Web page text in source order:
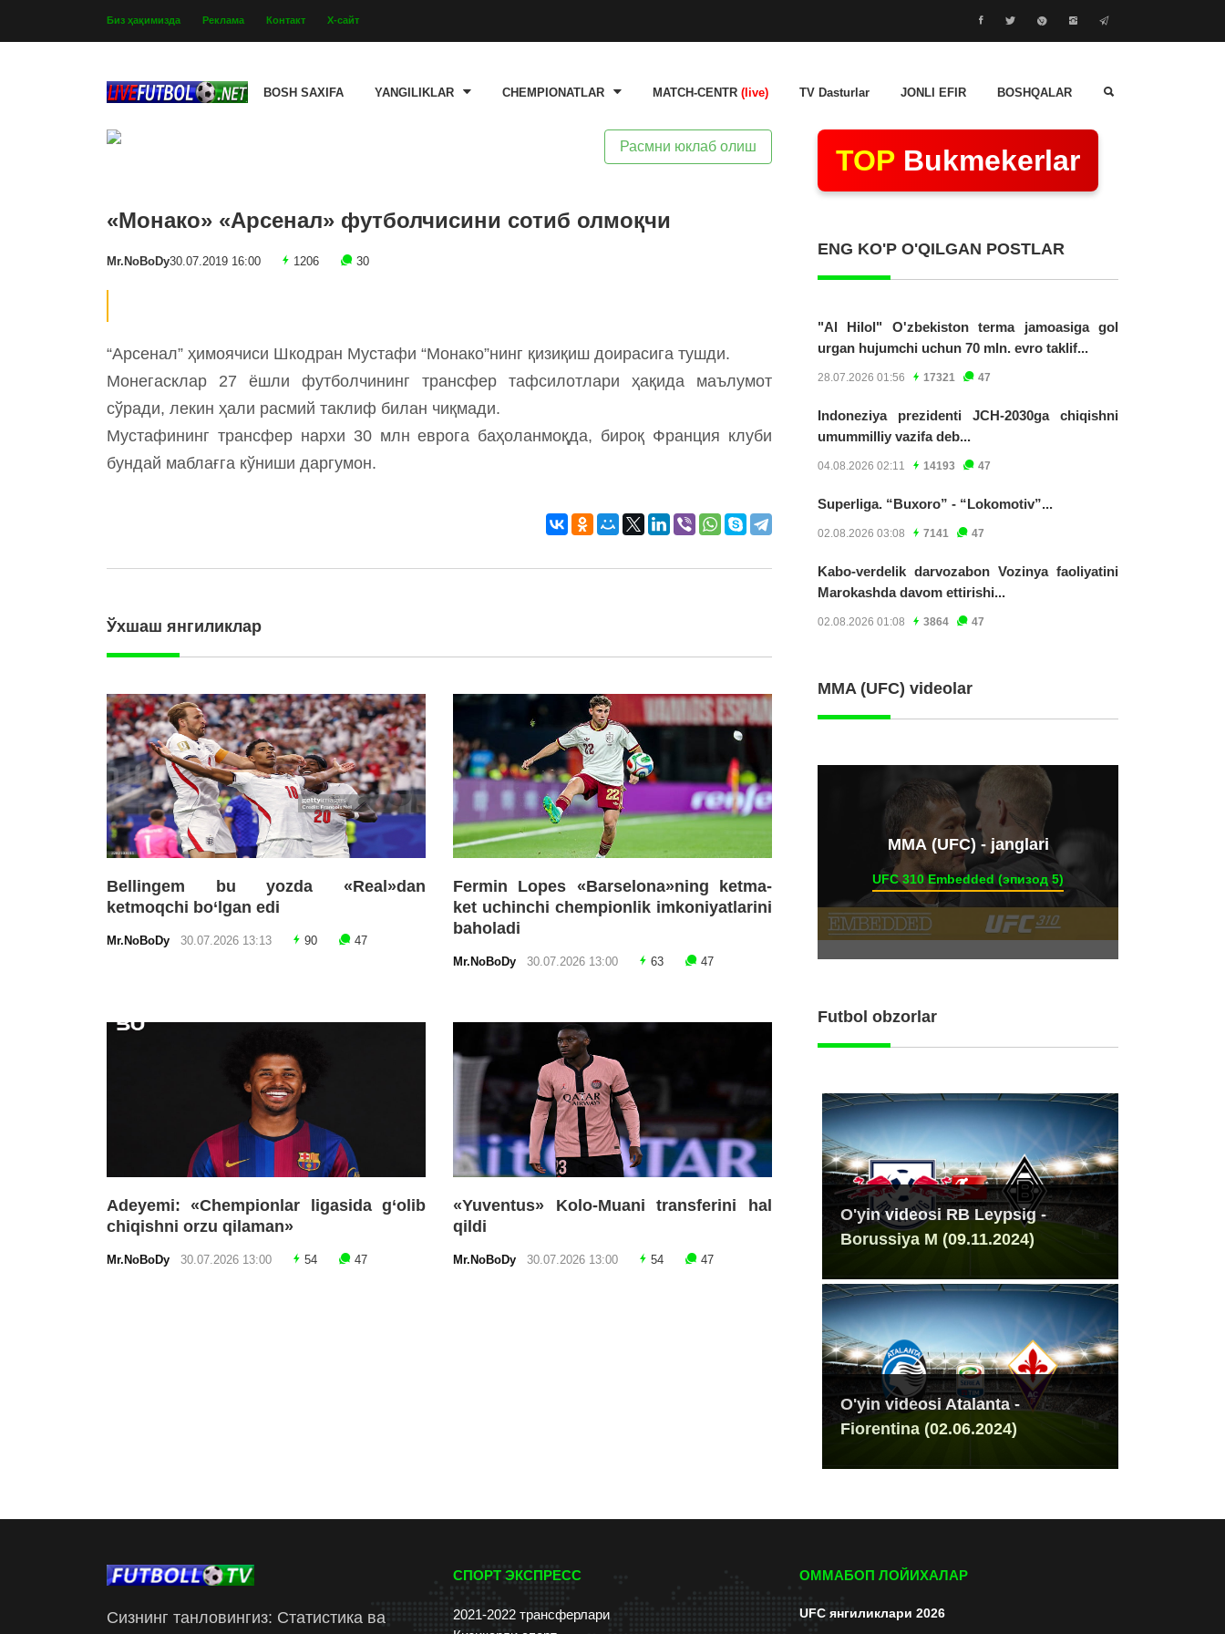
Биз ҳақимизда Реклама Контакт Х-сайт
BOSH SAXIFA YANGILIKLAR CHEMPIONATLAR MATCH-CENTR (live) TV Dasturlar JONLI EFIR BOSHQALAR
Расмни юклаб олиш
«Монако» «Арсенал» футболчисини сотиб олмоқчи
Mr.NoBoDy30.07.2019 16:00 1206 30
“Арсенал” ҳимоячиси Шкодран Мустафи “Монако”нинг қизиқиш доирасига тушди.
Монегасклар 27 ёшли футболчининг трансфер тафсилотлари ҳақида маълумот
сўради, лекин ҳали расмий таклиф билан чиқмади.
Мустафининг трансфер нархи 30 млн еврога баҳоланмоқда, бироқ Франция клуби
бундай маблағга кўниши даргумон.
Ўхшаш янгиликлар
Bellingem bu yozda «Real»dan
ketmoqchi bo‘lgan edi
Mr.NoBoDy 30.07.2026 13:13 90 47
Fermin Lopes «Barselona»ning ketma-
ket uchinchi chempionlik imkoniyatlarini
baholadi
Mr.NoBoDy 30.07.2026 13:00 63 47
Adeyemi: «Chempionlar ligasida g‘olib
chiqishni orzu qilaman»
Mr.NoBoDy 30.07.2026 13:00 54 47
«Yuventus» Kolo-Muani transferini hal
qildi
Mr.NoBoDy 30.07.2026 13:00 54 47
TOP Bukmekerlar
ENG KO'P O'QILGAN POSTLAR
"Al Hilol" O'zbekiston terma jamoasiga gol
urgan hujumchi uchun 70 mln. evro taklif...
28.07.2026 01:56 17321 47
Indoneziya prezidenti JCH-2030ga chiqishni
umummilliy vazifa deb...
04.08.2026 02:11 14193 47
Superliga. “Buxoro” - “Lokomotiv”...
02.08.2026 03:08 7141 47
Kabo-verdelik darvozabon Vozinya faoliyatini
Marokashda davom ettirishi...
02.08.2026 01:08 3864 47
MMA (UFC) videolar
ММА (UFC) - janglari
UFC 310 Embedded (эпизод 5)
Futbol obzorlar
O'yin videosi RB Leypsig -
Borussiya M (09.11.2024)
O'yin videosi Atalanta -
Fiorentina (02.06.2024)
Сизнинг танловингиз: Статистика ва
СПОРТ ЭКСПРЕСС
2021-2022 трансферлари
ОММАБОП ЛОЙИХАЛАР
UFC янгиликлари 2026